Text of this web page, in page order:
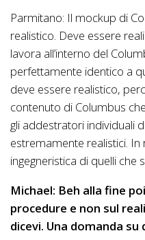
Parmitano: Il mockup di
realistico. Deve essere
lavora all’interno del
perfettamente identico a
deve essere realistico,
contenuto di Columbus
gli addestratori individuali
estremamente realistici.
ingegneristica di quelli che
Michael: Beh alla fine
procedure e non sul
dicevi. Una domanda